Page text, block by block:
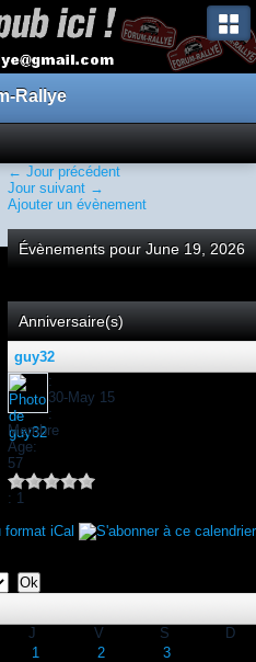
Rallye
← Jour précédent
Jour suivant →
Ajouter un évènement
Évènements pour June 19, 2026
Anniversaire(s)
guy32
:
30-May 15
:
Membre
Âge:
57
: 1
J V S
D
1
2
3